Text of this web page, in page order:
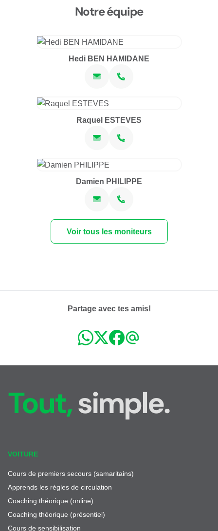
Notre équipe
Hedi BEN HAMIDANE
Raquel ESTEVES
Damien PHILIPPE
Voir tous les moniteurs
Partage avec tes amis!
Tout,simple.
VOITURE
Cours de premiers secours (samaritains)
Apprends les règles de circulation
Coaching théorique (online)
Coaching théorique (présentiel)
Cours de sensibilisation